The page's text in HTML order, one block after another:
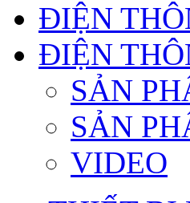
ĐIỆN
ĐIỆN
SẢN
SẢN
VIDEO